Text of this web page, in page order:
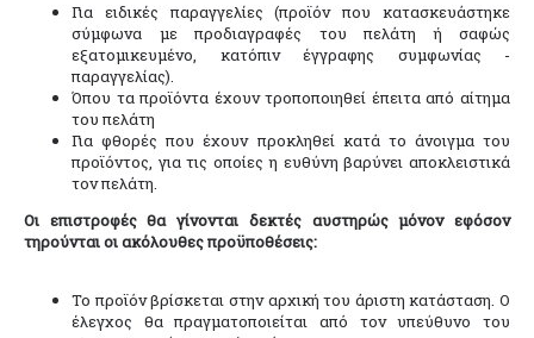
Για ειδικές παραγγελίες (προϊόν που κατασκευάστηκε
σύμφωνα με προδιαγραφές του πελάτη ή σαφώς
εξατομικευμένο, κατόπιν έγγραφης συμφωνίας -
παραγγελίας).
Όπου τα προϊόντα έχουν τροποποιηθεί έπειτα από αίτημα
του πελάτη
Για φθορές που έχουν προκληθεί κατά το άνοιγμα του
προϊόντος, για τις οποίες η ευθύνη βαρύνει αποκλειστικά
τον πελάτη.
Οι επιστροφές θα γίνονται δεκτές αυστηρώς μόνον εφόσον
τηρούνται οι ακόλουθες προϋποθέσεις:
Το προϊόν βρίσκεται στην αρχική του άριστη κατάσταση. Ο
έλεγχος θα πραγματοποιείται από τον υπεύθυνο του